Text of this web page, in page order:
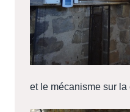
et le mécanisme sur la